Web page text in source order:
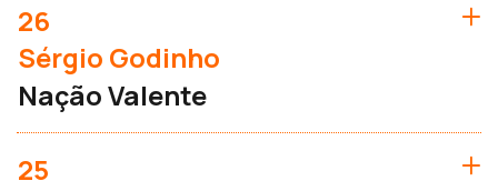
26
Sérgio Godinho
Nação Valente
25